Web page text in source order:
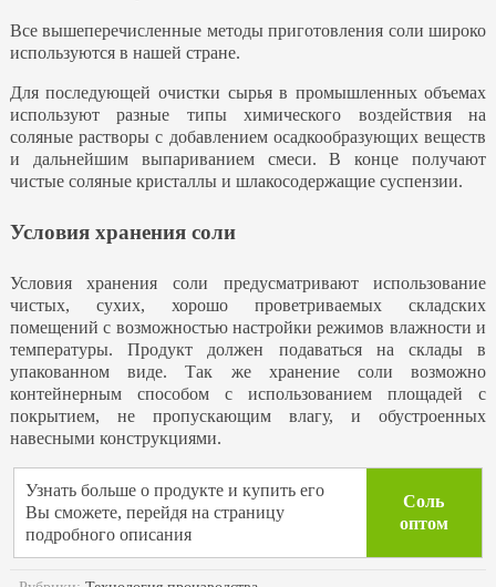
Все вышеперечисленные методы приготовления соли широко
используются в нашей стране.
Для последующей очистки сырья в промышленных объемах
используют разные типы химического воздействия на
соляные растворы с добавлением осадкообразующихвеществ
и дальнейшим выпариванием смеси. В конце получают
чистые соляные кристаллы и шлакосодержащиесуспензии.
Условия хранения соли
Условия хранения соли предусматривают использование
чистых, сухих, хорошо проветриваемых складских
помещений с возможностью настройки режимов влажности и
температуры. Продукт должен подаваться на склады в
упакованном виде. Так же хранение соли возможно
контейнерным способом с использованием площадей с
покрытием, не пропускающим влагу, и обустроенных
навесными конструкциями.
Узнать больше о продукте и купить его
Вы сможете, перейдя на страницу
подробного описания
Соль
оптом